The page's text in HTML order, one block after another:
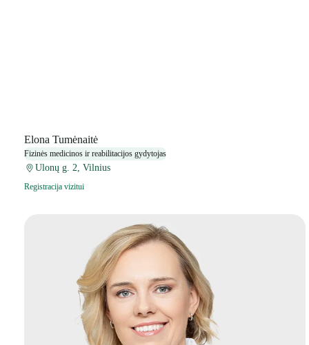
Elona Tumėnaitė
Fizinės medicinos ir reabilitacijos gydytojas
Ulonų g. 2, Vilnius
Registracija vizitui